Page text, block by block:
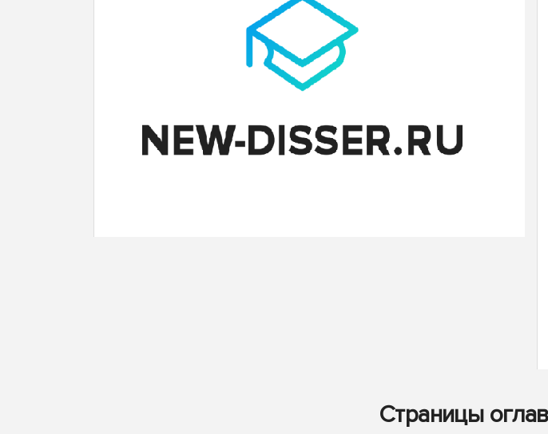
Страницы